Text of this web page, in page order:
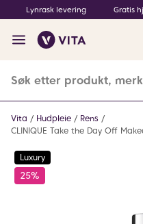
Lynrask levering Gratis
Vita Hudpleie
Rens
CLINIQUE Take the Day Off
Luxury
25%